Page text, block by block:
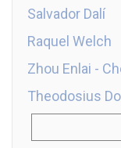
Salvador Dalí
Raquel Welch
Zhou Enlai -
Theodosius